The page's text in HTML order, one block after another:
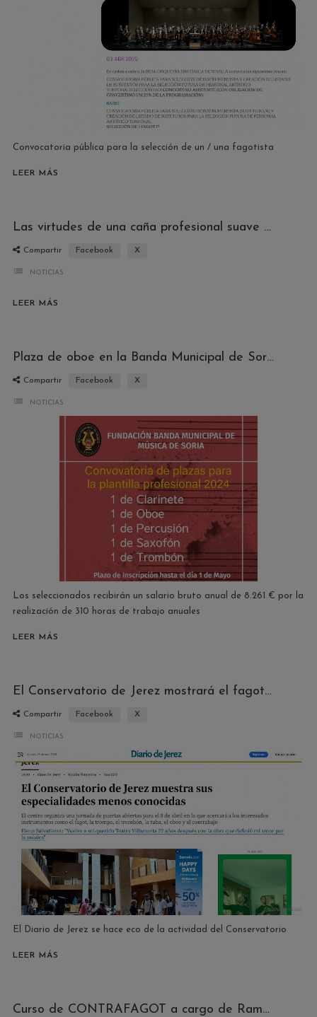
Convocatoria pública para la selección de un / una fagotista
LEER MÁS
Las virtudes de una caña profesional suave para oboe ARUNVAL
Compartir Facebook X
list NOTICIAS
LEER MÁS
Plaza de oboe en la Banda Municipal de Soria
Compartir Facebook X
list NOTICIAS
Los seleccionados recibirán un salario bruto anual de 8.261 € por la
realización de 310 horas de trabajo anuales
LEER MÁS
El Conservatorio de Jerez mostrará el fagot y el oboe
Compartir Facebook X
list NOTICIAS
El Diario de Jerez se hace eco de la actividad del Conservatorio
LEER MÁS
Curso de CONTRAFAGOT a cargo de Ramón Ortega